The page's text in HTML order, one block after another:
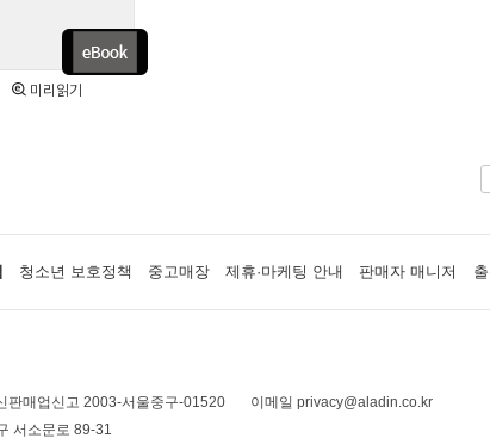
미리읽기
청소년 보호정책 중고매장 제휴·마케팅 안내 판매자 매니저
판매업신고 2003-서울중구-01520
이메일 privacy@aladin.co.kr
서소문로 89-31